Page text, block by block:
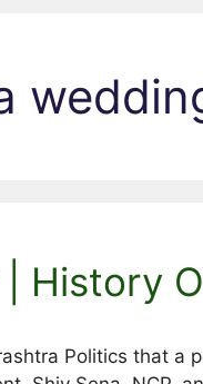
History
Politics that a